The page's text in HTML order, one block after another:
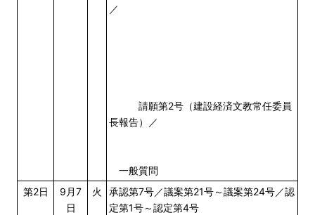
／
請願第2号（建設経済文教常任委員
長報告）／
一般質問
第2日
9月7
日
火
承認第7号／議案第21号～議案第24号／認
定第1号～認定第4号